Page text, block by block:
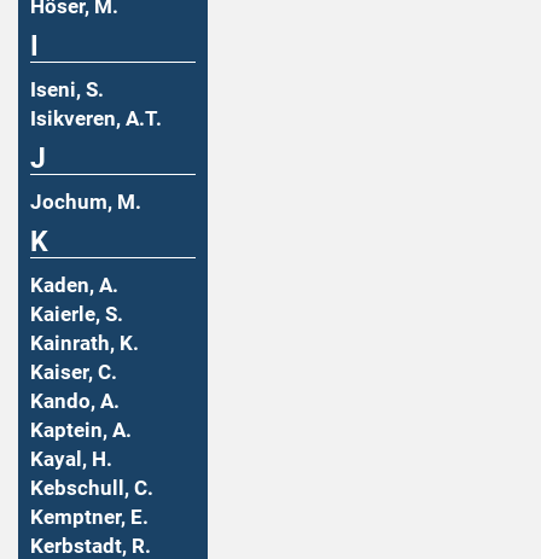
Höser, M.
Iseni, S.
Isikveren, A.T.
J
Jochum, M.
K
Kaden, A.
Kaierle, S.
Kainrath, K.
Kaiser, C.
Kando, A.
Kaptein, A.
Kayal, H.
Kebschull, C.
Kemptner, E.
Kerbstadt, R.